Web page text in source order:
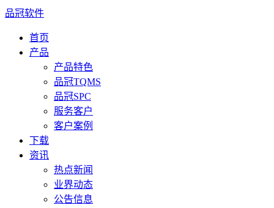
品冠软件
首页
产品
产品特色
品冠TQMS
品冠SPC
服务客户
客户案例
下载
资讯
热点新闻
业界动态
公告信息